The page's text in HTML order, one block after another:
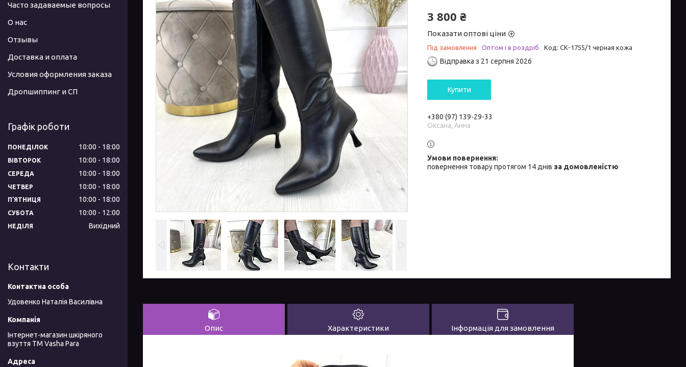
3 800 ₴
Показати оптові ціни
Під замовлення Оптом і в роздріб Код: СК-1755/1 черная кожа
Відправка з 21 серпня 2026
Купити
+380 (97) 139-29-33
Оксана, Анна
повернення товару протягом 14 днів за домовленістю
Опис Характеристики Інформація для замовлення
Часто задаваемые вопросы
О нас
Отзывы
Доставка и оплата
Условия оформления заказа
Дропшиппинг и СП
Графік роботи
ПОНЕДІЛОК 10:00 18:00
ВІВТОРОК 10:00 18:00
СЕРЕДА 10:00 18:00
ЧЕТВЕР 10:00 18:00
ПʼЯТНИЦЯ 10:00 18:00
СУБОТА 10:00 12:00
НЕДІЛЯ Вихідний
Контакти
Удовенко Наталія Василівна
Інтернет-магазин шкіряного
взуття ТМ Vasha Para